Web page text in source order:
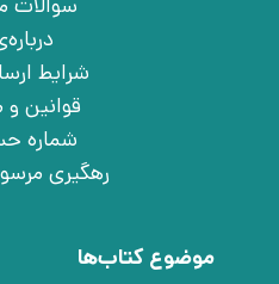
شرایط
قوانین
شماره
رهگیری
موضوع کتاب‌ها